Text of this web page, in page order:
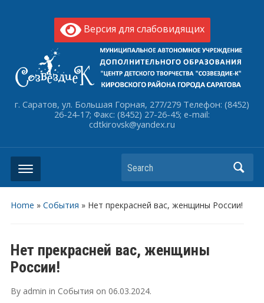
Версия для слабовидящих
г. Саратов, ул. Большая Горная, 277/279 Телефон: (8452)
26-24-17; Факс: (8452) 27-26-45; e-mail:
cdtkirovsk@yandex.ru
Search
Home » События » Нет прекрасней вас, женщины России!
Нет прекрасней вас, женщины
России!
By admin in События on 06.03.2024.